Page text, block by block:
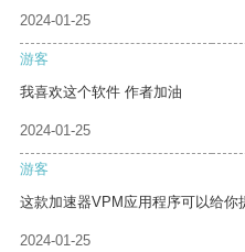
2024-01-25
游客
我喜欢这个软件 作者加油
2024-01-25
游客
这款加速器VPM应用程序可以给你
2024-01-25